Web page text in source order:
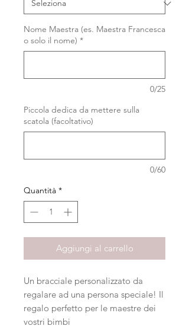
Nome Maestra (es. Maestra Francesca
o solo il nome) *
0/25
Piccola dedica da mettere sulla
scatola (facoltativo)
0/60
Quantità *
Aggiungi al carrello
Un bracciale personalizzato da
regalare ad una persona speciale! Il
regalo perfetto per le maestre dei
vostri bimbi